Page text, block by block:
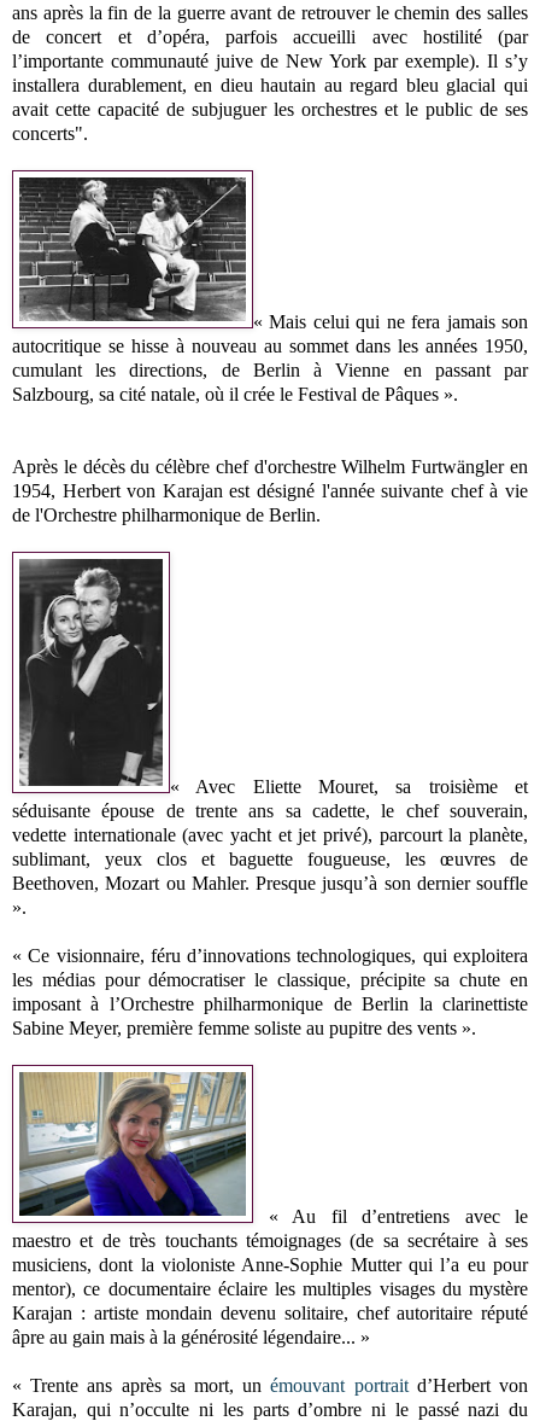
ans après la fin de la guerre avant de retrouver le chemin des salles
de concert et d’opéra, parfois accueilli avec hostilité (par
l’importante communauté juive de New York par exemple). Il s’y
installera durablement, en dieu hautain au regard bleu glacial qui
avait cette capacité de subjuguer les orchestres et le public de ses
concerts".
« Mais celui qui ne fera jamais son
autocritique se hisse à nouveau au sommet dans les années 1950,
cumulant les directions, de Berlin à Vienne en passant par
Salzbourg, sa cité natale, où il crée le Festival de Pâques ».
Après le décès du célèbre chef d'orchestre Wilhelm Furtwängler en
1954, Herbert von Karajan est désigné l'année suivante chef à vie
de l'Orchestre philharmonique de Berlin.
« Avec Eliette Mouret, sa troisième et
séduisante épouse de trente ans sa cadette, le chef souverain,
vedette internationale (avec yacht et jet privé), parcourt la planète,
sublimant, yeux clos et baguette fougueuse, les œuvres de
Beethoven, Mozart ou Mahler. Presque jusqu’à son dernier souffle
».
« Ce visionnaire, féru d’innovations technologiques, qui exploitera
les médias pour démocratiser le classique, précipite sa chute en
imposant à l’Orchestre philharmonique de Berlin la clarinettiste
Sabine Meyer, première femme soliste au pupitre des vents ».
« Au fil d’entretiens avec le
maestro et de très touchants témoignages (de sa secrétaire à ses
musiciens, dont la violoniste Anne-Sophie Mutter qui l’a eu pour
mentor), ce documentaire éclaire les multiples visages du mystère
Karajan : artiste mondain devenu solitaire, chef autoritaire réputé
âpre au gain mais à la générosité légendaire... »
« Trente ans après sa mort, unémouvant portraitd’Herbert von
Karajan, qui n’occulte ni les parts d’ombre ni le passé nazi du